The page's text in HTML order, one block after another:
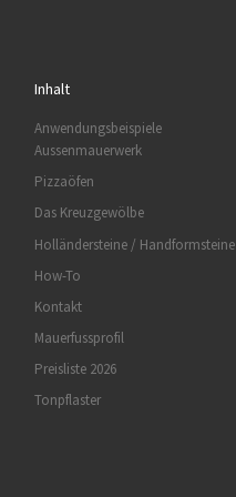
Inhalt
Anwendungsbeispiele
Aussenmauerwerk
Pizzaöfen
Das Kreuzgewölbe
Holländersteine / Handformsteine
How-To
Kontakt
Mauerfussprofil
Preisliste 2026
Tonpflaster